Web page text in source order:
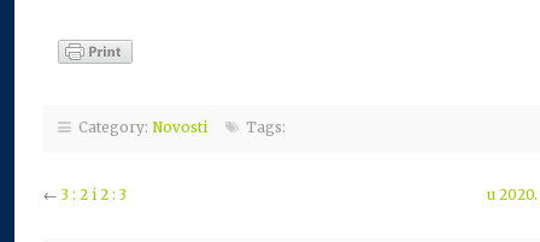
Category: Novosti Tags:
← 3 : 2 i 2 : 3 u